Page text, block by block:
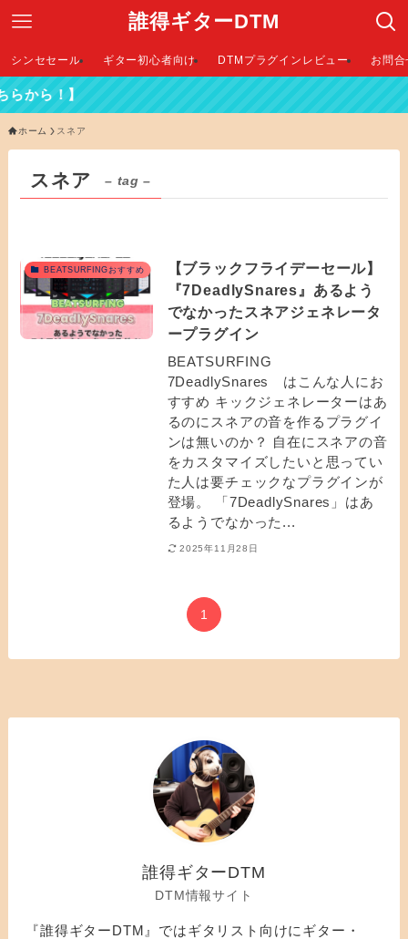
誰得ギターDTM
シンセセール ギター初心者向け DTMプラグインレビュー お問
ら！】
ホーム スネア
スネア – tag –
BEATSURFINGおすすめ
【ブラックフライデーセール】
『7DeadlySnares』あるよう
でなかったスネアジェネレータ
ープラグイン
BEATSURFING
7DeadlySnares はこんな人にお
すすめ キックジェネレーターはあ
るのにスネアの音を作るプラグイ
ンは無いのか？ 自在にスネアの音
をカスタマイズしたいと思ってい
た人は要チェックなプラグインが
登場。 「7DeadlySnares」はあ
るようでなかった...
2025年11月28日
1
誰得ギターDTM
DTM情報サイト
『誰得ギターDTM』ではギタリスト向けにギター・